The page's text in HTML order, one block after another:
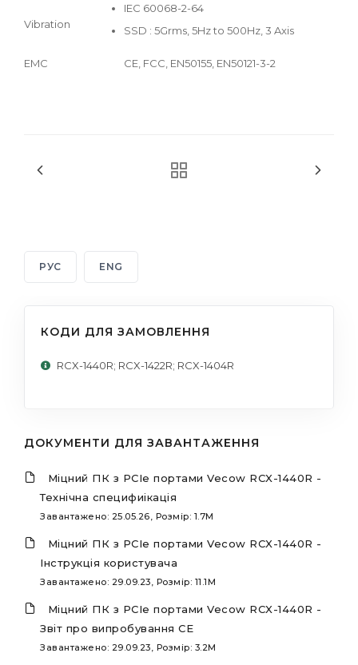
Vibration
IEC 60068-2-64
SSD : 5Grms, 5Hz to 500Hz, 3 Axis
EMC CE, FCC, EN50155, EN50121-3-2
РУС ENG
КОДИ ДЛЯ ЗАМОВЛЕННЯ
RCX-1440R; RCX-1422R; RCX-1404R
ДОКУМЕНТИ ДЛЯ ЗАВАНТАЖЕННЯ
Міцний ПК з PCIe портами Vecow RCX-1440R -
Технічна специфиікація
Завантажено: 25.05.26, Розмір: 1.7M
Міцний ПК з PCIe портами Vecow RCX-1440R -
Інструкція користувача
Завантажено: 29.09.23, Розмір: 11.1M
Міцний ПК з PCIe портами Vecow RCX-1440R -
Звіт про випробування CE
Завантажено: 29.09.23, Розмір: 3.2M